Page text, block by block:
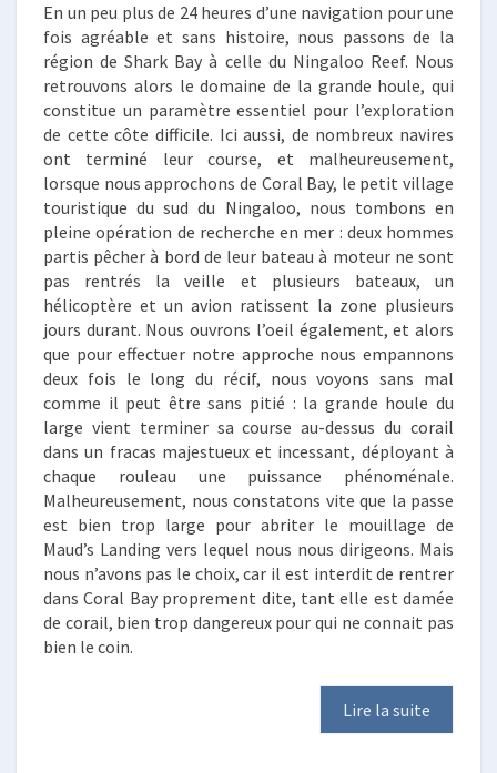
En un peu plus de 24 heures d’une navigation pour une
fois agréable et sans histoire, nous passons de la
région de Shark Bay à celle du Ningaloo Reef. Nous
retrouvons alors le domaine de la grande houle, qui
constitue un paramètre essentiel pour l’exploration
de cette côte difficile. Ici aussi, de nombreux navires
ont terminé leur course, et malheureusement,
lorsque nous approchons de Coral Bay, le petit village
touristique du sud du Ningaloo, nous tombons en
pleine opération de recherche en mer : deux hommes
partis pêcher à bord de leur bateau à moteur ne sont
pas rentrés la veille et plusieurs bateaux, un
hélicoptère et un avion ratissent la zone plusieurs
jours durant. Nous ouvrons l’oeil également, et alors
que pour effectuer notre approche nous empannons
deux fois le long du récif, nous voyons sans mal
comme il peut être sans pitié : la grande houle du
large vient terminer sa course au-dessus du corail
dans un fracas majestueux et incessant, déployant à
chaque rouleau une puissance phénoménale.
Malheureusement, nous constatons vite que la passe
est bien trop large pour abriter le mouillage de
Maud’s Landing vers lequel nous nous dirigeons. Mais
nous n’avons pas le choix, car il est interdit de rentrer
dans Coral Bay proprement dite, tant elle est damée
de corail, bien trop dangereux pour qui ne connait pas
bien le coin.
Lire la suite